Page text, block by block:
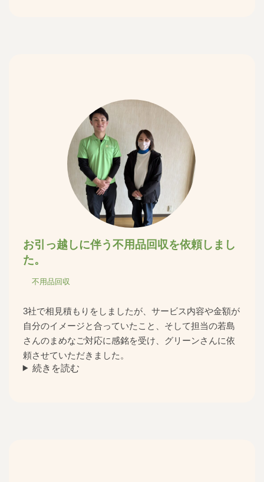
お引っ越しに伴う不用品回収を依頼しまし
た。
不用品回収
3社で相見積もりをしましたが、サービス内容や金額が
自分のイメージと合っていたこと、そして担当の若島
さんのまめなご対応に感銘を受け、グリーンさんに依
頼させていただきました。
続きを読む